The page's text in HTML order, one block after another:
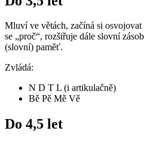
Mluví ve větách, začíná si
se „proč“, rozšiřuje dále slovní
(slovní) paměť.
Zvládá:
N D T L (i artikulačně)
Bě Pě Mě Vě
Do 4,5 let